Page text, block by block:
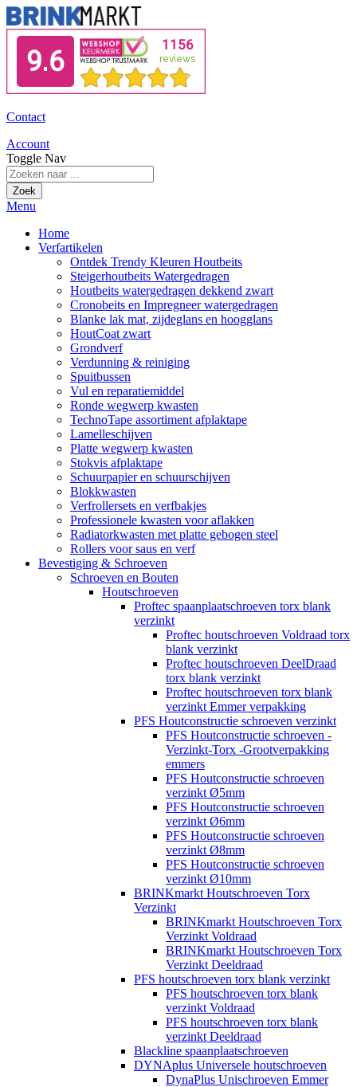
Contact
Account
Toggle Nav
Zoek
Menu
Home
Verfartikelen
Ontdek Trendy Kleuren Houtbeits
Steigerhoutbeits Watergedragen
Houtbeits watergedragen dekkend zwart
Cronobeits en Impregneer watergedragen
Blanke lak mat, zijdeglans en hoogglans
HoutCoat zwart
Grondverf
Verdunning & reiniging
Spuitbussen
Vul en reparatiemiddel
Ronde wegwerp kwasten
TechnoTape assortiment afplaktape
Lamelleschijven
Platte wegwerp kwasten
Stokvis afplaktape
Schuurpapier en schuurschijven
Blokkwasten
Verfrollersets en verfbakjes
Professionele kwasten voor aflakken
Radiatorkwasten met platte gebogen steel
Rollers voor saus en verf
Bevestiging & Schroeven
Schroeven en Bouten
Houtschroeven
Proftec spaanplaatschroeven torx blank
verzinkt
Proftec houtschroeven Voldraad torx
blank verzinkt
Proftec houtschroeven DeelDraad
torx blank verzinkt
Proftec houtschroeven torx blank
verzinkt Emmer verpakking
PFS Houtconstructie schroeven verzinkt
PFS Houtconstructie schroeven -
Verzinkt-Torx -Grootverpakking
emmers
PFS Houtconstructie schroeven
verzinkt Ø5mm
PFS Houtconstructie schroeven
verzinkt Ø6mm
PFS Houtconstructie schroeven
verzinkt Ø8mm
PFS Houtconstructie schroeven
verzinkt Ø10mm
BRINKmarkt Houtschroeven Torx
Verzinkt
BRINKmarkt Houtschroeven Torx
Verzinkt Voldraad
BRINKmarkt Houtschroeven Torx
Verzinkt Deeldraad
PFS houtschroeven torx blank verzinkt
PFS houtschroeven torx blank
verzinkt Voldraad
PFS houtschroeven torx blank
verzinkt Deeldraad
Blackline spaanplaatschroeven
DYNAplus Universele houtschroeven
DynaPlus Unischroeven Emmer